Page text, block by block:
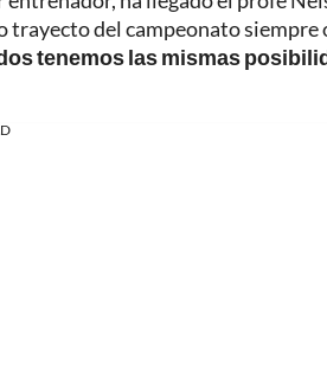
trayecto del campeonato
tenemos las mismas